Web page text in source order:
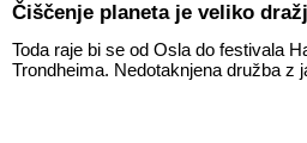
Čiščenje planeta je veliko
Toda raje bi se od Osla do festivala
Trondheima. Nedotaknjena družba z